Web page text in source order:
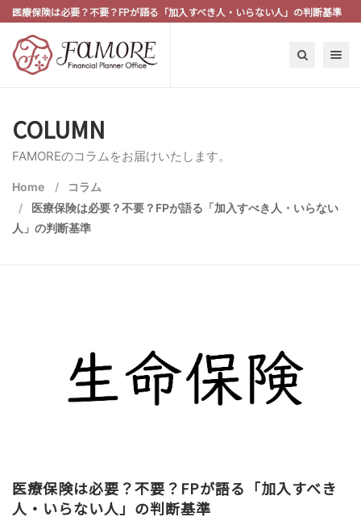
医療保険は必要？不要？FPが語る「加入すべき人・いらない人」の判断基準
Toggle
COLUMN
FAMOREのコラムをお届けいたします。
Home
コラム
医療保険は必要？不要？FPが語る「加入すべき人・いらない
人」の判断基準
医療保険は必要？不要？FPが語る「加入すべき
人・いらない人」の判断基準